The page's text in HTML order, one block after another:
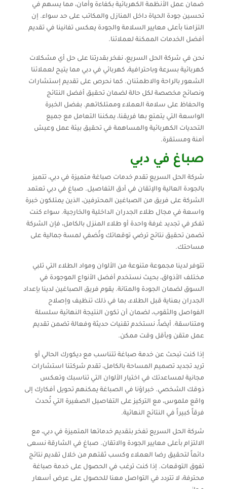
ضمان عمل الأنظمة الكهربائية بكفاءة وأمان، مما يسهم في
تحسين جودة الحياة داخل المنازل والمكاتب على حد سواء. إن
التزامنا بأعلى معايير السلامة والجودة يعكس تفانينا في تقديم
أفضل الخدمات الممكنة لعملائنا.
نحن في شركة الحل السريع، نفخر بقدرتنا على حل أي مشكلات
كهربائية بسرعة وباحترافية، كهربائي في دبي مما يتيح لعملائنا
الشعور بالراحة والاطمئنان. كما نحرص على تقديم إستشارات
ونصائح مخصصة لكل حالة لضمان تحقيق أفضل النتائج
والحفاظ على سلامة العملاء وممتلكاتهم. بفضل الخبرة
الواسعة التي يتمتع بها فريقنا، يمكننا التعامل مع جميع
التحديات الكهربائية والمساهمة في تحقيق بيئة عمل وعيش
آمنة ومستقرة.
صباغ في دبي
شركة الحل السريع تقدم خدمات صباغة متميزة في دبي، تتميز
بالجودة العالية والإتقان في أدق التفاصيل. صباغ في دبي تعتمد
الشركة على فريق من الصباغين المحترفين، الذين يمتلكون خبرة
واسعة في مجال طلاء الجدران الداخلية والخارجية. سواء كنت
تفكر في تجديد غرفة واحدة أو طلاء المنزل بالكامل، فإن الشركة
تضمن تحقيق نتائج ترضي توقعاتك وتُضفي لمسة جمالية على
مساحتك.
تتوفر لدينا مجموعة متنوعة من الألوان ومواد الطلاء التي تلبي
مختلف الأذواق، بحيث نستخدم أفضل الأنواع الموجودة في
السوق لضمان الجودة والمتانة. يقوم فريق الصباغين لدينا بإعداد
الجدران بعناية قبل الطلاء، بما في ذلك تنظيف وإصلاح
الفواصل والثقوب، لضمان أن تكون النتيجة النهائية سلسلة
ومتناسقة. أيضاً، نستخدم تقنيات حديثة وفعالة تضمن تقديم
عمل متقن وبأقل وقت ممكن.
إذا كنت تبحث عن خدمة صباغة تتناسب مع ديكورك الحالي أو
تريد تجديد تصميم المساحة بالكامل، تقدم شركتنا استشارات
مجانية لمساعدتك في اختيار الألوان التي تناسبك وتعكس
ذوقك الشخصي. خبراؤنا في الصباغة يمكنهم تحويل أفكارك إلى
واقع ملموس، مع التركيز على التفاصيل الصغيرة التي تُحدث
فرقاً كبيراً في النتائج النهائية.
شركة الحل السريع تفخر بتقديم خدماتها المتميزة في دبي، مع
الالتزام بأعلى معايير الجودة والاتقان. صباغ في الشارقة نسعى
دائماً لتحقيق رضا العملاء وكسب ثقتهم من خلال تقديم نتائج
تفوق التوقعات. إذا كنت ترغب في الحصول على خدمة صباغة
محترفة، لا تتردد في التواصل معنا للحصول على عرض أسعار